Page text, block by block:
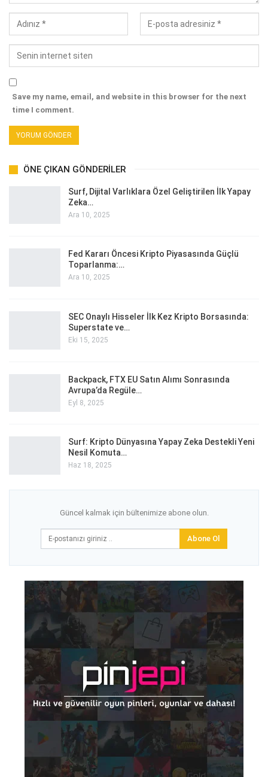
Save my name, email, and website in this browser for the next
time I comment.
ÖNE ÇIKAN GÖNDERILER
Surf, Dijital Varlıklara Özel Geliştirilen İlk Yapay
Zeka…
Ara 10, 2025
Fed Kararı Öncesi Kripto Piyasasında Güçlü
Toparlanma:…
Ara 10, 2025
SEC Onaylı Hisseler İlk Kez Kripto Borsasında:
Superstate ve…
Eki 15, 2025
Backpack, FTX EU Satın Alımı Sonrasında
Avrupa’da Regüle…
Eyl 8, 2025
Surf: Kripto Dünyasına Yapay Zeka Destekli Yeni
Nesil Komuta…
Haz 18, 2025
Güncel kalmak için bültenimize abone olun.
Abone Ol